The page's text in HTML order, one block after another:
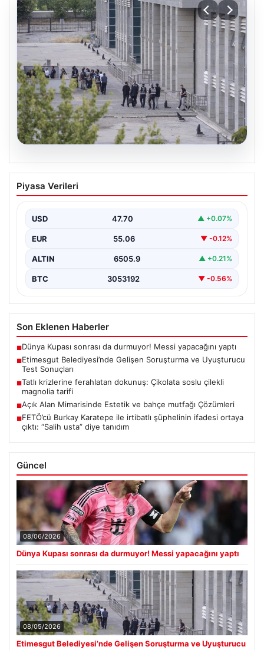
Etimesgut Belediyesi’nde Gelişen
Soruşturma ve Uyuşturucu Test
Son günlerde yayılan haberler, Etimesgut
seriyor. Soruşturma kapsamında,…
Piyasa Verileri
USD 47.70 ▲ +0.07%
EUR 55.06 ▼ -0.12%
ALTIN 6505.9 ▲ +0.21%
BTC 3053192 ▼ -0.56%
Son Eklenen Haberler
■Dünya Kupası sonrası da durmuyor! Messi yapacağını yaptı
■Etimesgut Belediyesi’nde Gelişen Soruşturma ve Uyuşturucu
Test Sonuçları
■Tatlı krizlerine ferahlatan dokunuş: Çikolata soslu çilekli
magnolia tarifi
■Açık Alan Mimarisinde Estetik ve bahçe mutfağı Çözümleri
■FETÖ’cü Burkay Karatepe ile irtibatlı şüphelinin ifadesi ortaya
çıktı: “Salih usta” diye tanıdım
Güncel
08/06/2026
Dünya Kupası sonrası da durmuyor! Messi yapacağını yaptı
08/05/2026
Etimesgut Belediyesi’nde Gelişen Soruşturma ve Uyuşturucu